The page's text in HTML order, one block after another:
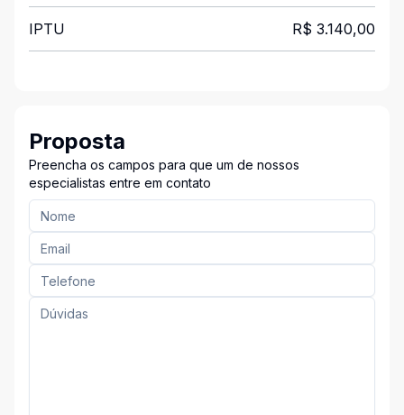
IPTU R$ 3.140,00
Proposta
Preencha os campos para que um de nossos
especialistas entre em contato